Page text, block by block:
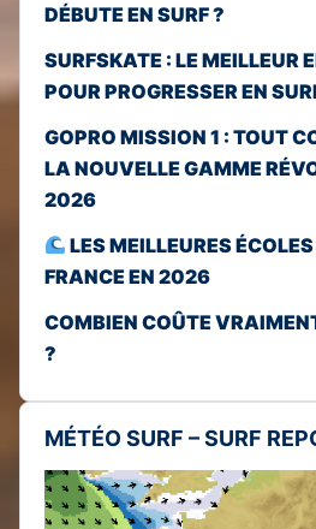
DÉBUTE EN SURF ?
SURFSKATE : LE MEILLEUR
POUR PROGRESSER EN
GOPRO MISSION 1 : TOUT
LA NOUVELLE GAMME
2026
LES MEILLEURES
FRANCE EN 2026
COMBIEN COÛTE
?
MÉTÉO SURF – SURF